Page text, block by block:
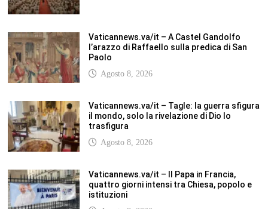
Vaticannews.va/it – A Castel Gandolfo
l’arazzo di Raffaello sulla predica di San
Paolo
Agosto 8, 2026
Vaticannews.va/it – Tagle: la guerra sfigura
il mondo, solo la rivelazione di Dio lo
trasfigura
Agosto 8, 2026
Vaticannews.va/it – Il Papa in Francia,
quattro giorni intensi tra Chiesa, popolo e
istituzioni